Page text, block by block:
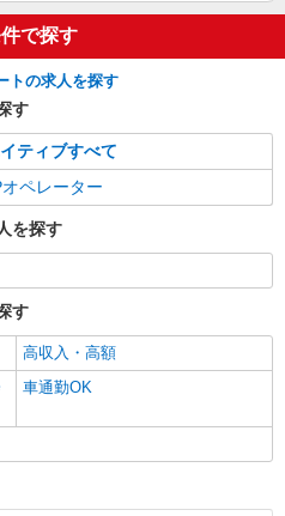
で探す
トの求人を探す
す
ティブすべて
ペレーター
を探す
す
高収入・高額
車通勤OK